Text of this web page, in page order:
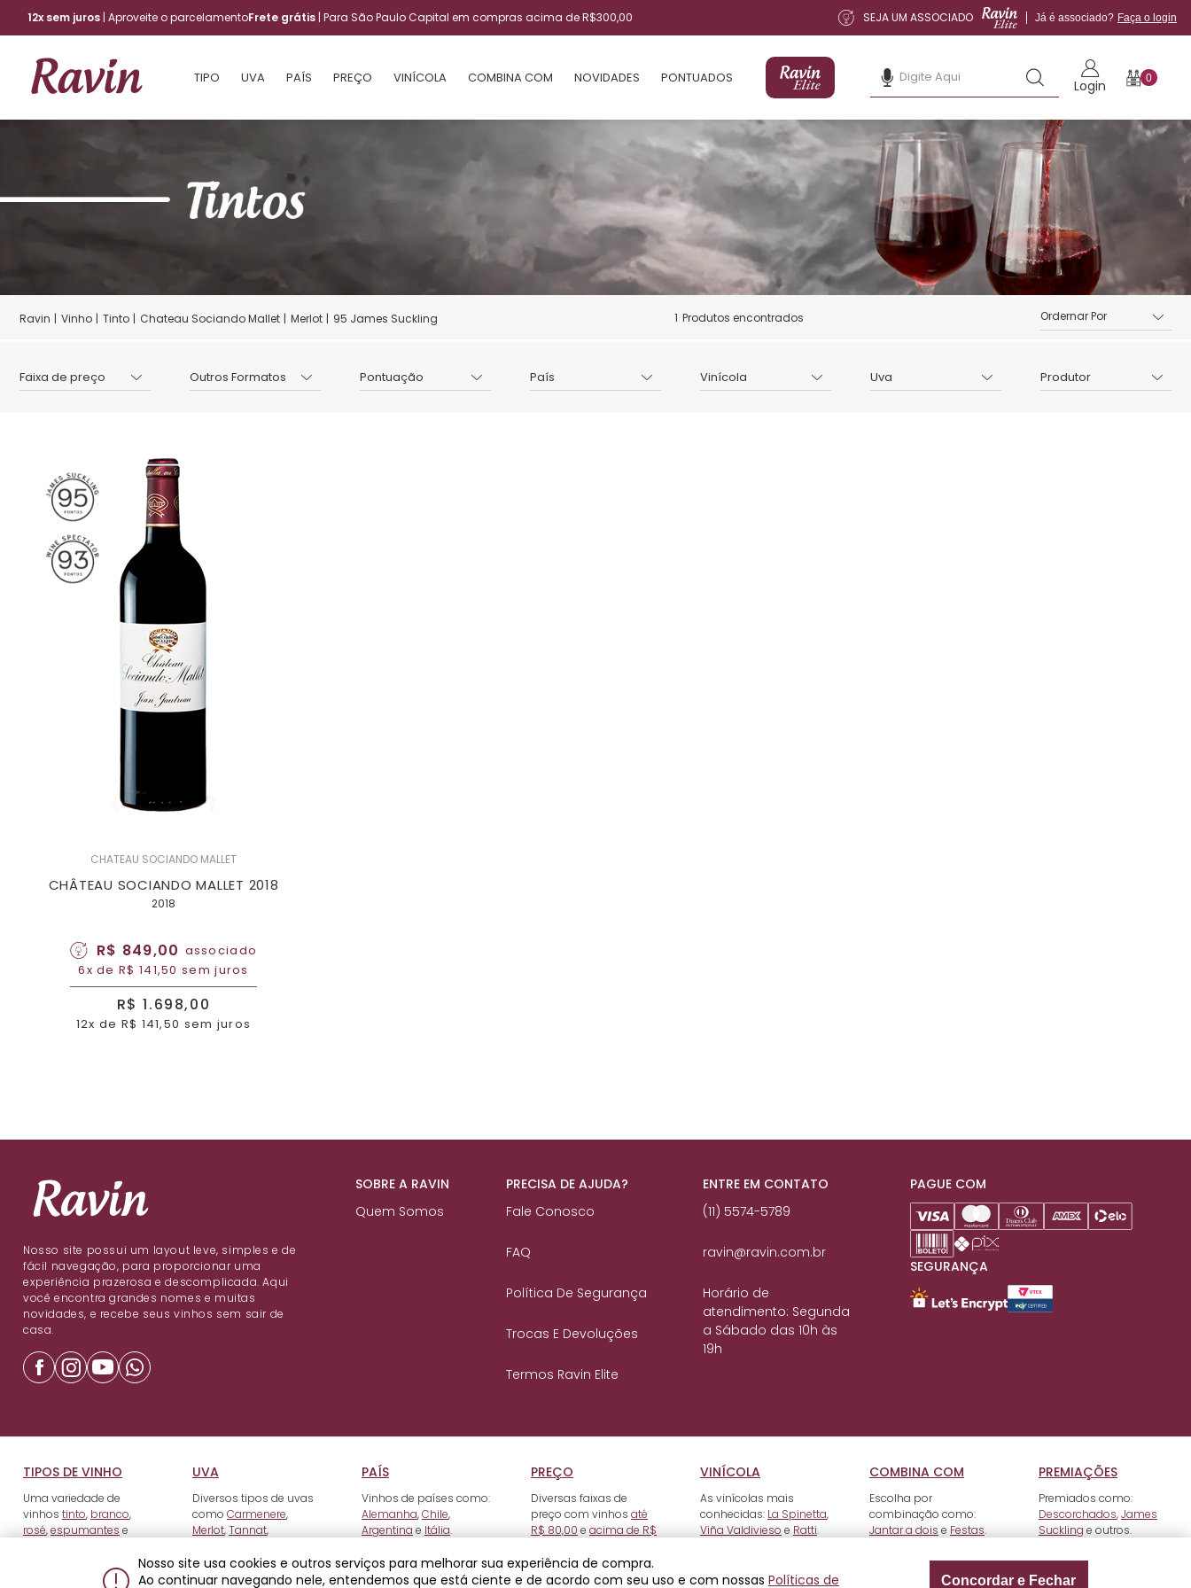
12x sem juros | Aproveite o parcelamentoFrete grátis | Para São Paulo Capital em compras acima de R$300,00 SEJA UM ASSOCIADO Já é associado? Faça o login
TIPO UVA PAÍS PREÇO VINÍCOLA COMBINA COM NOVIDADES PONTUADOS Login 0
Vinho Tinto Chateau Sociando Mallet Merlot 95 James Suckling 1 Produtos encontrados
Faixa de preço Outros Formatos Pontuação País Vinícola Uva Produtor
CHATEAU SOCIANDO MALLET
CHÂTEAU SOCIANDO MALLET 2018
2018
R$ 849,00 associado
6x de R$ 141,50 sem juros
R$ 1.698,00
12x de R$ 141,50 sem juros
Nosso site possui um layout leve, simples e de
fácil navegação, para proporcionar uma
experiência prazerosa e descomplicada. Aqui
você encontra grandes nomes e muitas
novidades, e recebe seus vinhos sem sair de
casa.
SOBRE A RAVIN
Quem Somos
PRECISA DE AJUDA?
Fale Conosco
FAQ
Política De Segurança
Trocas E Devoluções
Termos Ravin Elite
ENTRE EM CONTATO
(11) 5574-5789
ravin@ravin.com.br
Horário de
atendimento: Segunda
a Sábado das 10h às
19h
PAGUE COM
SEGURANÇA
TIPOS DE VINHO
Uma variedade de
vinhos tinto, branco,
rosé,espumantes e
UVA
Diversos tipos de uvas
como Carmenere,
Merlot,Tannat,
PAÍS
Vinhos de países como:
Alemanha,Chile,
Argentina e Itália.
PREÇO
Diversas faixas de
preço com vinhos até
R$ 80,00 e acima de R$
VINÍCOLA
As vinícolas mais
conhecidas: La Spinetta,
Viña Valdivieso e Ratti.
COMBINA COM
Escolha por
combinação como:
Jantar a dois e Festas.
PREMIAÇÕES
Premiados como:
Descorchados,James
Suckling e outros.
Nosso site usa cookies e outros serviços para melhorar sua experiência de compra.
Ao continuar navegando nele, entendemos que está ciente e de acordo com seu uso e com nossas Políticas de Concordar e Fechar